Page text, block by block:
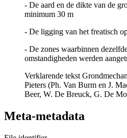
- De aard en de dikte van de
minimum 30 m
- De ligging van het freatisch
- De zones waarbinnen
omstandigheden werden
Verklarende tekst
Pieters (Ph. Van Burm en J.
Beer, W. De Breuck, G. De
Meta-metadata